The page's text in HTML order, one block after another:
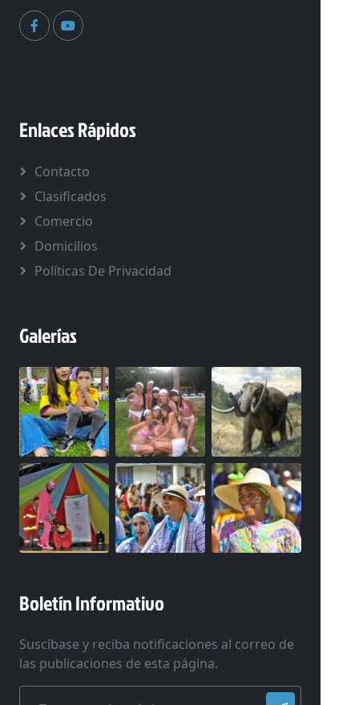
Enlaces Rápidos
Contacto
Clasificados
Comercio
Domicilios
Políticas De Privacidad
Galerías
Boletín Informativo
Suscíbase y reciba notificaciones al correo de
las publicaciones de esta página.